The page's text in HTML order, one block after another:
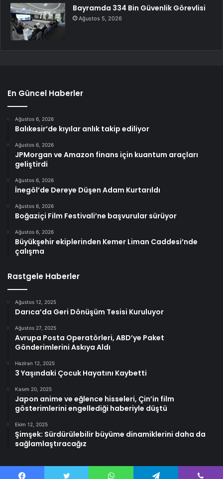
Bayramda 334 Bin Güvenlik Görevlisi
Ağustos 5, 2026
En Güncel Haberler
Ağustos 6, 2026
Balıkesir’de kıyılar anlık takip ediliyor
Ağustos 6, 2026
JPMorgan ve Amazon finans için kuantum araçları
geliştirdi
Ağustos 6, 2026
İnegöl’de Dereye Düşen Adam Kurtarıldı
Ağustos 6, 2026
Boğaziçi Film Festivali’ne başvurular sürüyor
Ağustos 6, 2026
Büyükşehir ekiplerinden Kemer Liman Caddesi’nde
çalışma
Rastgele Haberler
Ağustos 12, 2025
Darıca’da Geri Dönüşüm Tesisi Kuruluyor
Ağustos 27, 2025
Avrupa Posta Operatörleri, ABD’ye Paket
Gönderimlerini Askıya Aldı
Haziran 12, 2025
3 Yaşındaki Çocuk Hayatını Kaybetti
Kasım 20, 2025
Japon anime ve eğlence hisseleri, Çin’in film
gösterimlerini engellediği haberiyle düştü
Ekim 12, 2025
Şimşek: Sürdürülebilir büyüme dinamiklerini daha da
sağlamlaştıracağız